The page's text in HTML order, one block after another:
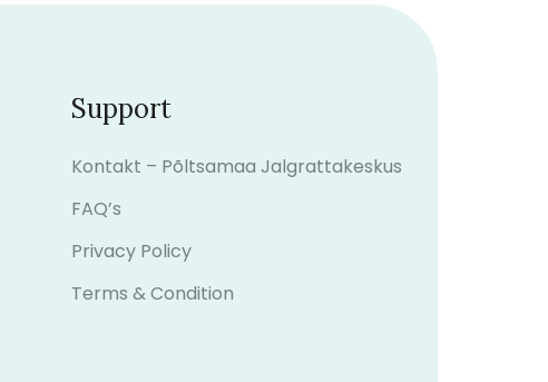
Support
Kontakt – Põltsamaa Jalgrattakeskus
FAQ’s
Privacy Policy
Terms & Condition